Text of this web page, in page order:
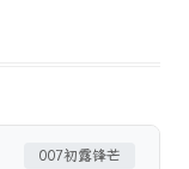
007初露锋芒